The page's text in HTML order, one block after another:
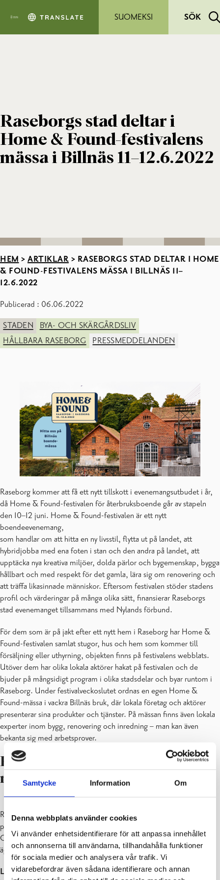
Samtycke Information Om
Denna webbplats använder cookies
Vi använder enhetsidentifierare för att anpassa innehållet
och annonserna till användarna, tillhandahålla funktioner
för sociala medier och analysera vår trafik. Vi
vidarebefordrar även sådana identifierare och annan
SUOMEKSI
SÖK
Raseborgs stad deltar i
Home & Found-festivalens
mässa i Billnäs 11–12.6.2022
HEM > ARTIKLAR > RASEBORGS STAD DELTAR I HOME
& FOUND-FESTIVALENS MÄSSA I BILLNÄS 11–
12.6.2022
Publicerad : 06.06.2022
STADEN
BYA- OCH SKÄRGÅRDSLIV
HÅLLBARA RASEBORG
PRESSMEDDELANDEN
Raseborg kommer att få ett nytt tillskott i evenemangsutbudet i år,
då Home & Found-festivalen för återbruksboende går av stapeln
den 10–12 juni. Home & Found-festivalen är ett nytt
boendeevenemang,
som handlar om att hitta en ny livsstil, flytta ut på landet, att
hybridjobba med ena foten i stan och den andra på landet, att
upptäcka nya kreativa miljöer, dolda pärlor och bygemenskap, bygga
hållbart och med respekt för det gamla, lära sig om renovering och
att träffa likasinnade människor. Eftersom festivalen stöder stadens
profil och värderingar på många olika sätt, finansierar Raseborgs
stad evenemanget tillsammans med Nylands förbund.
För dem som är på jakt efter ett nytt hem i Raseborg har Home &
Found-festivalen samlat stugor, hus och hem som kommer till
försäljning eller uthyrning, objekten finns på festivalens webblats.
Utöver dem har olika lokala aktörer hakat på festivalen och de
bjuder på mångsidigt program i olika stadsdelar och byar runtom i
Raseborg. Under festivalveckoslutet ordnas en egen Home &
Found-mässa i vackra Billnäs bruk, där lokala företag och aktörer
presenterar sina produkter och tjänster. På mässan finns även lokala
experter inom bygg, renovering och inredning – man kan även
bekanta sig med arbetsprover.
Raseborgs stads program under
mässan
Raseborgs stad deltar i mässan med en egen monter och olika
presentationer om stadens verksamhet i det så kallade Speaker’s
Corner, som ligger på mässområdet. Presentationerna kommer att
äga rum under både lördag och söndag enligt följande:
Lördag 11.6 – mässan öppen 10–17